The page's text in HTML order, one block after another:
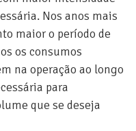
Nos anos mais
maior o período de
os consumos
na operação ao longo
para
que se deseja